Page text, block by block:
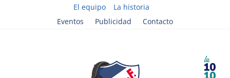
El equipo
La historia
Eventos
Publicidad Contacto